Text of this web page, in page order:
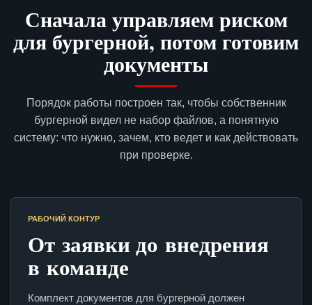
Сначала управляем риском
для бургерной, потом готовим
документы
Порядок работы построен так, чтобы собственник
бургерной видел не набор файлов, а понятную
систему: что нужно, зачем, кто ведет и как действовать
при проверке.
РАБОЧИЙ КОНТУР
От заявки до внедрения
в команде
Комплект документов для бургерной должен